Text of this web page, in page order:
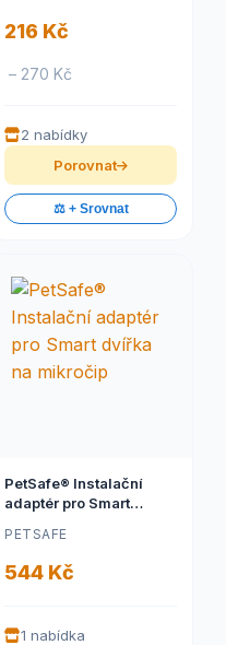
216 Kč
– 270 Kč
2 nabídky
Porovnat
⚖️ + Srovnat
PetSafe® Instalační
adaptér pro Smart
PETSAFE
544 Kč
1 nabídka